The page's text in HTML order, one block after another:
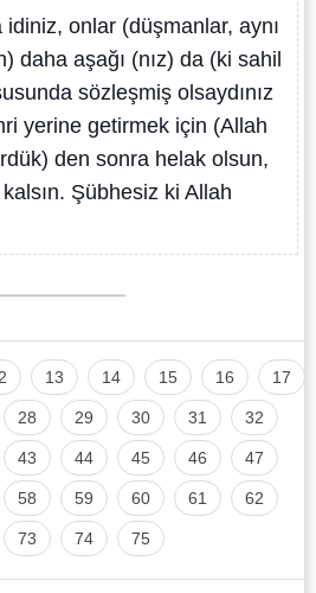
onlar (düşmanlar, aynı
daha aşağı (nız) da (ki sahil
sözleşmiş olsaydınız
yerine getirmek için (Allah
den sonra helak olsun,
Şübhesiz ki Allah
13 14 15 16 17
28 29 30 31 32
43 44 45 46 47
58 59 60 61 62
73 74 75